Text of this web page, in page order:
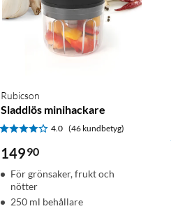
Rubicson
Sladdlös minihackare
4.0 (46 kundbetyg)
14990
För grönsaker, frukt och
nötter
250 ml behållare